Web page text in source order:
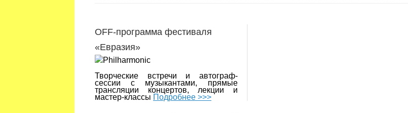
OFF-программа фестиваля
«Евразия»
Творческие встречи и автограф-
сессии с музыкантами, прямые
трансляции концертов, лекции и
мастер-классы Подробнее >>>